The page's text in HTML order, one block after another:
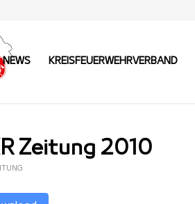
NEWS KREISFEUERWEHRVERBAND
Zeitung 2010